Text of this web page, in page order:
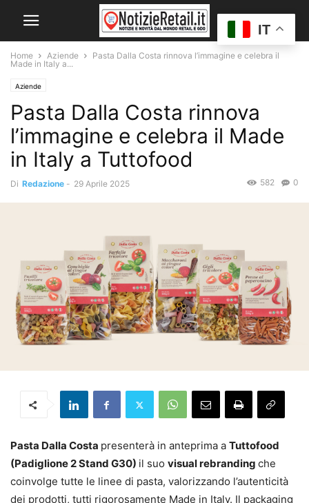
Home Aziende
Pasta Dalla Costa rinnova l’immagine e celebra il
Made in Italy a...
Aziende
Pasta Dalla Costa rinnova
l’immagine e celebra il Made
in Italy a Tuttofood
Di Redazione - 29 Aprile 2025 0
582
Pasta Dalla Costa presenterà in anteprima a Tuttofood
(Padiglione 2 Stand G30) il suo visual rebranding che
coinvolge tutte le linee di pasta, valorizzando l’autenticità
dei prodotti, tutti rigorosamente Made in Italy. Il packaging
IT